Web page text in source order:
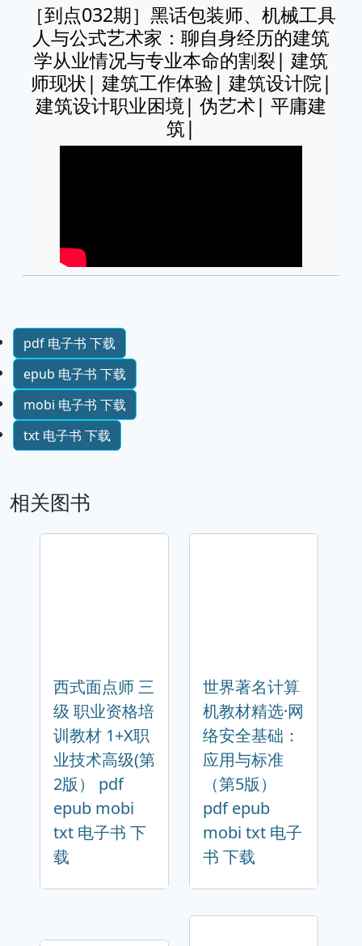
［到点032期］黑话包装师、机械工具
人与公式艺术家：聊自身经历的建筑
学从业情况与专业本命的割裂| 建筑
师现状| 建筑工作体验| 建筑设计院|
建筑设计职业困境| 伪艺术| 平庸建
筑|
pdf 电子书 下载
epub 电子书 下载
mobi 电子书 下载
txt 电子书 下载
相关图书
西式面点师 三
级 职业资格培
训教材 1+X职
业技术高级(第
2版） pdf
epub mobi
txt 电子书 下
载
世界著名计算
机教材精选·网
络安全基础：
应用与标准
（第5版）
pdf epub
mobi txt 电子
书 下载